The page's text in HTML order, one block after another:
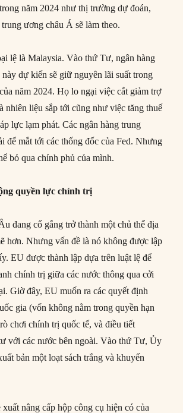
năm 2024 như thị trường dự đoán,
ương châu Á sẽ làm theo.
lệ là Malaysia. Vào thứ Tư, ngân hàng
dự kiến sẽ giữ nguyên lãi suất trong
năm 2024. Họ lo ngại việc cắt giảm trợ
nhiên liệu sắp tới cũng như việc tăng thuế
lực lạm phát. Các ngân hàng trung
để mắt tới các thống đốc của Fed. Nhưng
bỏ qua chính phủ của mình.
quyền lực chính trị
đang cố gắng trở thành một chủ thể địa
hơn. Nhưng vấn đề là nó không được lập
EU được thành lập dựa trên luật lệ để
chính trị giữa các nước thông qua cởi
Giờ đây, EU muốn ra các quyết định
gia (vốn không nằm trong quyền hạn
chơi chính trị quốc tế, và điều tiết
với các nước bên ngoài. Vào thứ Tư, Ủy
bản một loạt sách trắng và khuyến
xuất nâng cấp hộp công cụ hiện có của